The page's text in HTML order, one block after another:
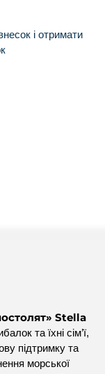
і отримати
Stella
та їхні сім’ї,
підтримку та
морської